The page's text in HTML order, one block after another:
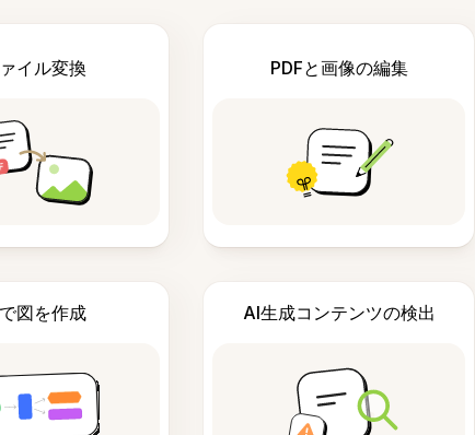
イル変換 PDFと画像の編集
図を作成 AI生成コンテンツの検出